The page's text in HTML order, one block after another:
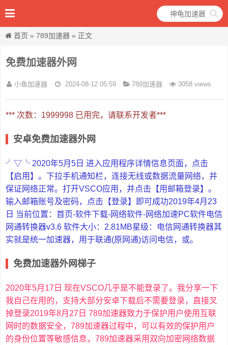
首页 » 789加速器 » 正文
免费加速器外网
小鱼加速器 2024-08-12 05:59 789加速器 3058 views
*** 次数：1999998 已用完，请联系开发者***
安卓免费加速器外网
╯▽╰ 2020年5月5日 进入应用程序详情信息页面，点击
【启用】。下拉手机通知栏，连接无线或数据流量网络，并
保证网络正常。打开VSCO应用，并点击【用邮箱登录】。
输入邮箱账号及密码，点击【登录】即可成功2019年4月23
日 当前位置：首页-软件下载-网络软件-网络加速PC软件电信
网通转换器v3.6 软件大小：2.81MB星级：电信网通转换器其
实就是统一加速器，用于联通(原网通)访问电信，或。
免费加速器外网梯子
2020年5月17日 现在VSCO几乎是不能登录了。我分享一下
我自己在用的，支持大部分安卓下载后不需要登录，直接叉
掉登录2019年8月27日 789加速器致力于保护用户使用互联
网时的数据安全，789加速器过程中，可以有效的保护用户
的身份位置等敏感信息，789加速器采用双向加密网络数据